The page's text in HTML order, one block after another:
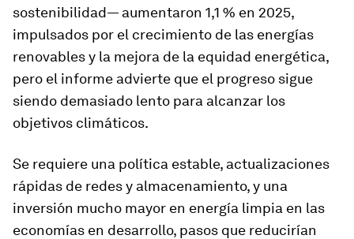
sostenibilidad— aumentaron 1,1 % en 2025,
impulsados por el crecimiento de las energías
renovables y la mejora de la equidad energética,
pero el informe advierte que el progreso sigue
siendo demasiado lento para alcanzar los
objetivos climáticos.
Se requiere una política estable, actualizaciones
rápidas de redes y almacenamiento, y una
inversión mucho mayor en energía limpia en las
economías en desarrollo, pasos que reducirían